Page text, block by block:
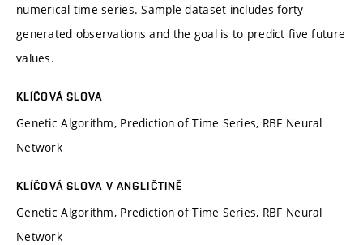
numerical time series. Sample dataset includes forty
generated observations and the goal is to predict five future
values.
KLÍČOVÁ SLOVA
Genetic Algorithm, Prediction of Time Series, RBF Neural
Network
KLÍČOVÁ SLOVA V ANGLIČTINĚ
Genetic Algorithm, Prediction of Time Series, RBF Neural
Network